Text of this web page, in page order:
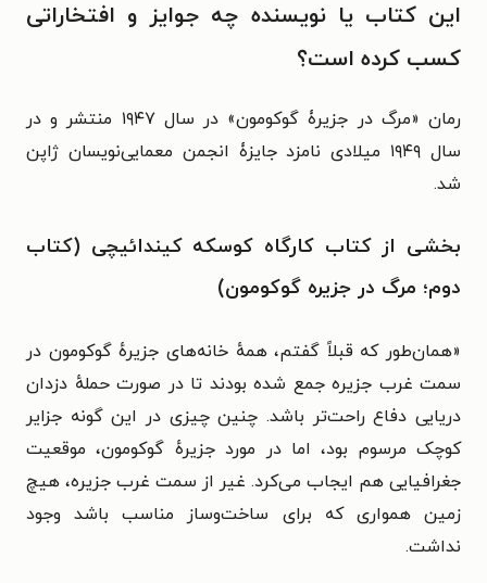
این کتاب یا نویسنده چه جوایز و افتخاراتی
کسب کرده است؟
رمان «مرگ در جزیرۀ گوکومون» در سال ۱۹۴۷ منتشر و در
سال ۱۹۴۹ میلادی نامزد جایزۀ انجمن معمایی‌نویسان ژاپن
شد.
بخشی از کتاب کارگاه کوسکه کیندائیچی (کتاب
دوم؛ مرگ در جزیره گوکومون)
«همان‌طور که قبلاً گفتم، همهٔ خانه‌های جزیرهٔ گوکومون در
سمت غرب جزیره جمع شده بودند تا در صورت حملهٔ دزدان
دریایی دفاع راحت‌تر باشد. چنین چیزی در این گونه جزایر
کوچک مرسوم بود، اما در مورد جزیرهٔ گوکومون، موقعیت
جغرافیایی هم ایجاب می‌کرد. غیر از سمت غرب جزیره، هیچ
زمین همواری که برای ساخت‌وساز مناسب باشد وجود
نداشت.